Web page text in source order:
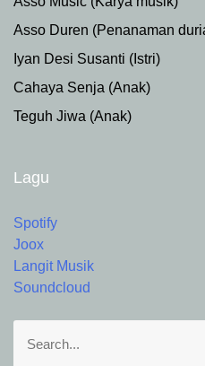
Asso Duren (Penanaman
Iyan Desi Susanti (Istri)
Cahaya Senja (Anak)
Teguh Jiwa (Anak)
Lagu
Spotify
Joox
Langit Musik
Soundcloud